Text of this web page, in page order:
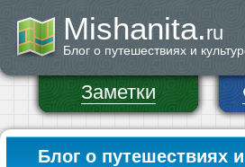
Mishanita.ru
Блог о путешествиях и
Заметки
Блог о путешествиях и